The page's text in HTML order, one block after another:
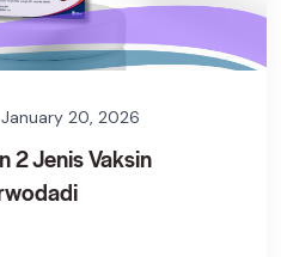
January 20, 2026
2 Jenis Vaksin